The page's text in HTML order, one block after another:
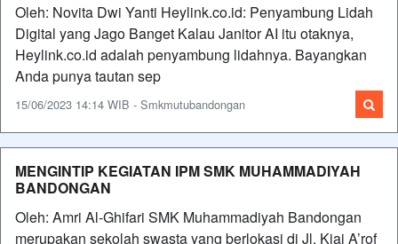
Oleh: Novita Dwi Yanti Heylink.co.id: Penyambung Lidah
Digital yang Jago Banget Kalau Janitor AI itu otaknya,
Heylink.co.id adalah penyambung lidahnya. Bayangkan
Anda punya tautan sep
15/06/2023 14:14 WIB - Smkmutubandongan
MENGINTIP KEGIATAN IPM SMK MUHAMMADIYAH
BANDONGAN
Oleh: Amri Al-Ghifari SMK Muhammadiyah Bandongan
merupakan sekolah swasta yang berlokasi di Jl. Kiai A’rof